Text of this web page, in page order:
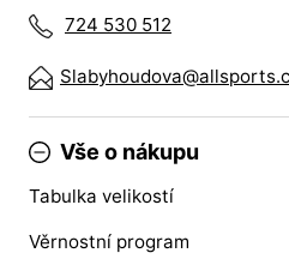
724 530 512
Vše o nákupu
Tabulka velikostí
Věrnostní program